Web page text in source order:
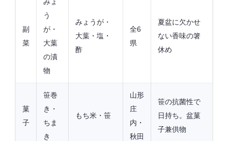
副
菜
う
が・
大葉
の漬
物
みょうが・
大葉・塩・
酢
全6
県
夏盆に欠かせ
ない香味の箸
休め
菓
子
笹巻
き・
ちま
き
もち米・笹
山形
庄
内・
秋田
笹の抗菌性で
日持ち。盆菓
子兼供物